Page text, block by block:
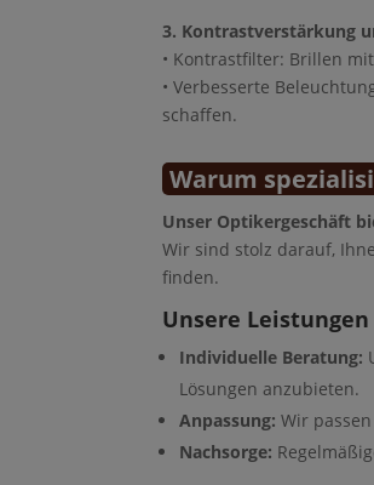
3. Kontrastverstärkung
• Kontrastfilter: Brillen
• Verbesserte
schaffen.
Warum
Unser Optikergeschäft
Wir sind stolz darauf,
finden.
Unsere Leistungen
Individuelle Beratung:
Lösungen anzubieten.
Anpassung: Wir
Nachsorge: